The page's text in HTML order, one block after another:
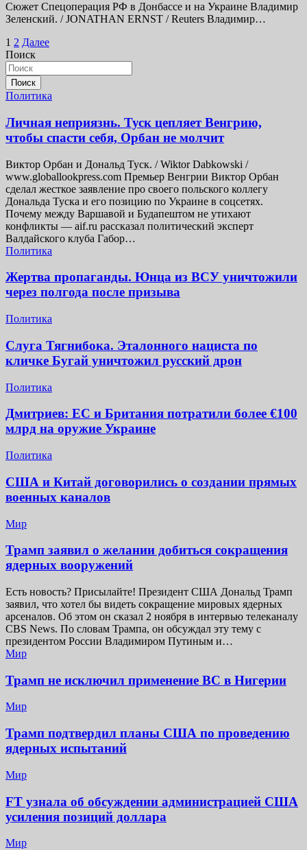
Сюжет Спецоперация РФ в Донбассе и на Украине Владимир
Зеленский. / JONATHAN ERNST / Reuters Владимир…
Пагинация
записей
1 2 Далее
Поиск
Поиск
Политика
Личная неприязнь. Туск цепляет Венгрию,
чтобы спасти себя, Орбан не молчит
Виктор Орбан и Дональд Туск. / Wiktor Dabkowski /
www.globallookpress.com Премьер Венгрии Виктор Орбан
сделал жесткое заявление про своего польского коллегу
Дональда Туска и его позицию по Украине в соцсетях.
Почему между Варшавой и Будапештом не утихают
конфликты — aif.ru рассказал политический эксперт
Валдайского клуба Габор…
Политика
Жертва пропаганды. Юнца из ВСУ уничтожили
через полгода после призыва
Политика
Слуга Тягнибока. Эталонного нациста по
кличке Бугай уничтожил русский дрон
Политика
Дмитриев: ЕС и Британия потратили более €100
млрд на оружие Украине
Политика
США и Китай договорились о создании прямых
военных каналов
Мир
Трамп заявил о желании добиться сокращения
ядерных вооружений
Есть новость? Присылайте! Президент США Дональд Трамп
заявил, что хотел бы видеть сокращение мировых ядерных
арсеналов. Об этом он сказал 2 ноября в интервью телеканалу
CBS News. По словам Трампа, он обсуждал эту тему с
президентом России Владимиром Путиным и…
Мир
Трамп не исключил применение ВС в Нигерии
Мир
Трамп подтвердил планы США по проведению
ядерных испытаний
Мир
FT узнала об обсуждении администрацией США
усиления позиций доллара
Мир